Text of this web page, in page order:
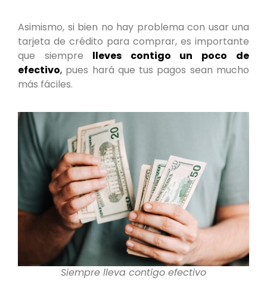
Asimismo, si bien no hay problema con usar una
tarjeta de crédito para comprar, es importante
que siempre lleves contigo un poco de
efectivo, pues hará que tus pagos sean mucho
más fáciles.
Siempre lleva contigo efectivo